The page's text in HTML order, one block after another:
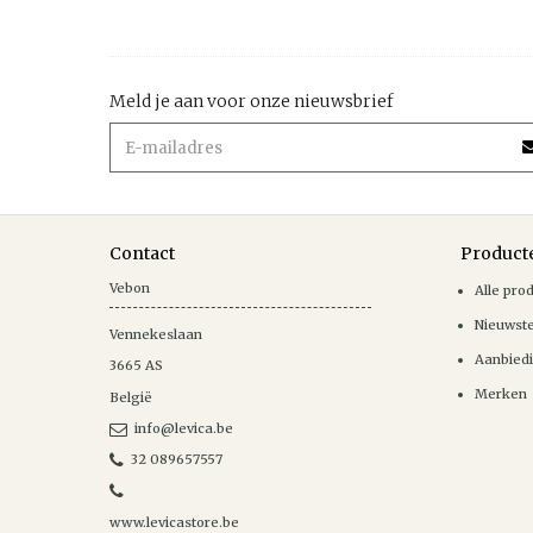
Meld je aan voor onze nieuwsbrief
Contact
Vebon
Vennekeslaan
3665 AS
België
info@levica.be
32 089657557
www.levicastore.be
Alle
Merken